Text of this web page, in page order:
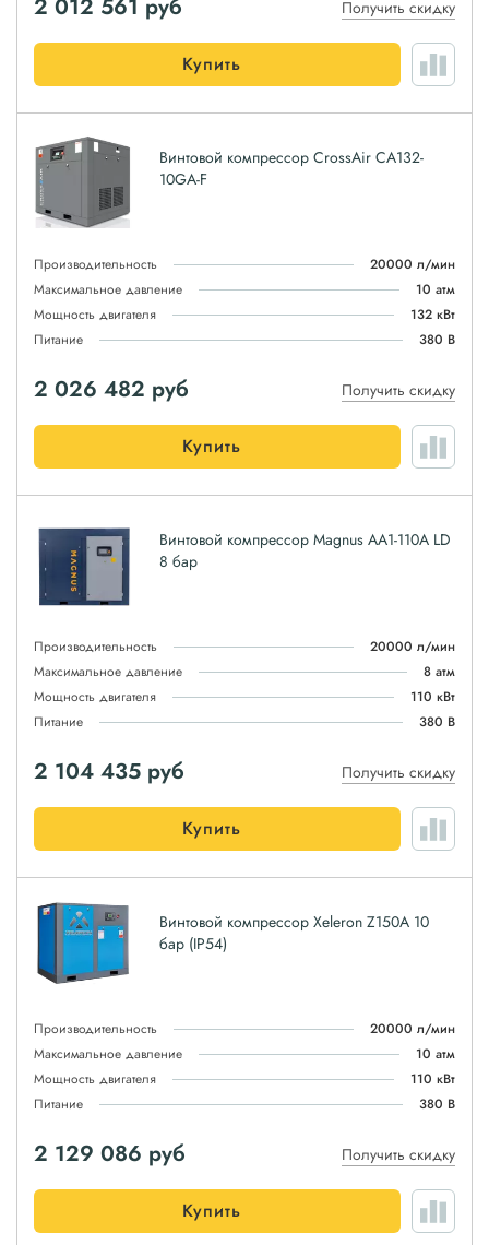
2 012 561 руб Получить скидку
Купить
Винтовой компрессор CrossAir CA132-
10GA-F
Производительность
20000 л/мин
Максимальное давление
10 атм
Мощность двигателя
132 кВт
Питание
380 В
2 026 482 руб Получить скидку
Купить
Винтовой компрессор Magnus АА1-110A LD
8 бар
Производительность
20000 л/мин
Максимальное давление
8 атм
Мощность двигателя
110 кВт
Питание
380 В
2 104 435 руб Получить скидку
Купить
Винтовой компрессор Xeleron Z150A 10
бар (IP54)
Производительность
20000 л/мин
Максимальное давление
10 атм
Мощность двигателя
110 кВт
Питание
380 В
2 129 086 руб Получить скидку
Купить